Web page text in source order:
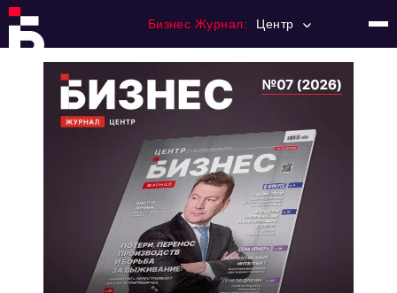
Бизнес Журнал: Центр
Регулирование